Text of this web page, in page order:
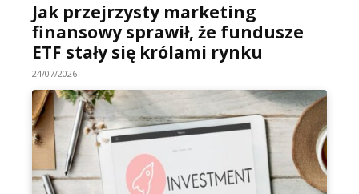
Jak przejrzysty marketing
finansowy sprawił, że fundusze
ETF stały się królami rynku
24/07/2026